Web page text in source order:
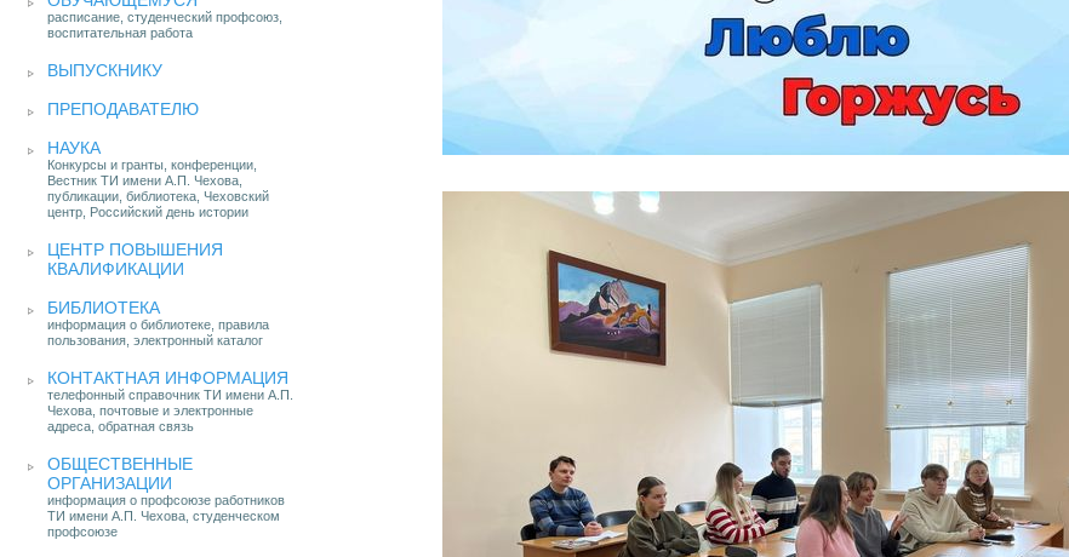
расписание, студенческий профсоюз,
воспитательная работа
ВЫПУСКНИКУ
ПРЕПОДАВАТЕЛЮ
НАУКА
Конкурсы и гранты, конференции,
Вестник ТИ имени А.П. Чехова,
публикации, библиотека, Чеховский
центр, Российский день истории
ЦЕНТР ПОВЫШЕНИЯ
КВАЛИФИКАЦИИ
БИБЛИОТЕКА
информация о библиотеке, правила
пользования, электронный каталог
КОНТАКТНАЯ ИНФОРМАЦИЯ
телефонный справочник ТИ имени А.П.
Чехова, почтовые и электронные
адреса, обратная связь
ОБЩЕСТВЕННЫЕ
ОРГАНИЗАЦИИ
информация о профсоюзе работников
ТИ имени А.П. Чехова, студенческом
профсоюзе